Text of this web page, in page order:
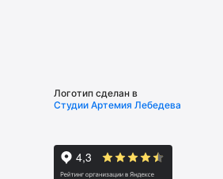
Логотип сделан в
Студии Артемия Лебедева